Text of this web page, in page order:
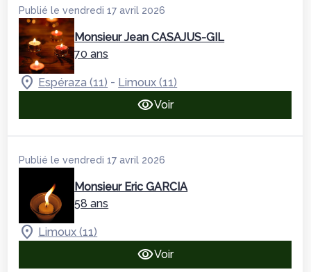
Publié le vendredi 17 avril 2026
Monsieur Jean CASAJUS-GIL
70 ans
Espéraza (11) - Limoux (11)
Voir
Publié le vendredi 17 avril 2026
Monsieur Eric GARCIA
58 ans
Limoux (11)
Voir